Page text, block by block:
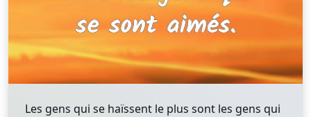
Les gens qui se haïssent le plus sont les gens qui